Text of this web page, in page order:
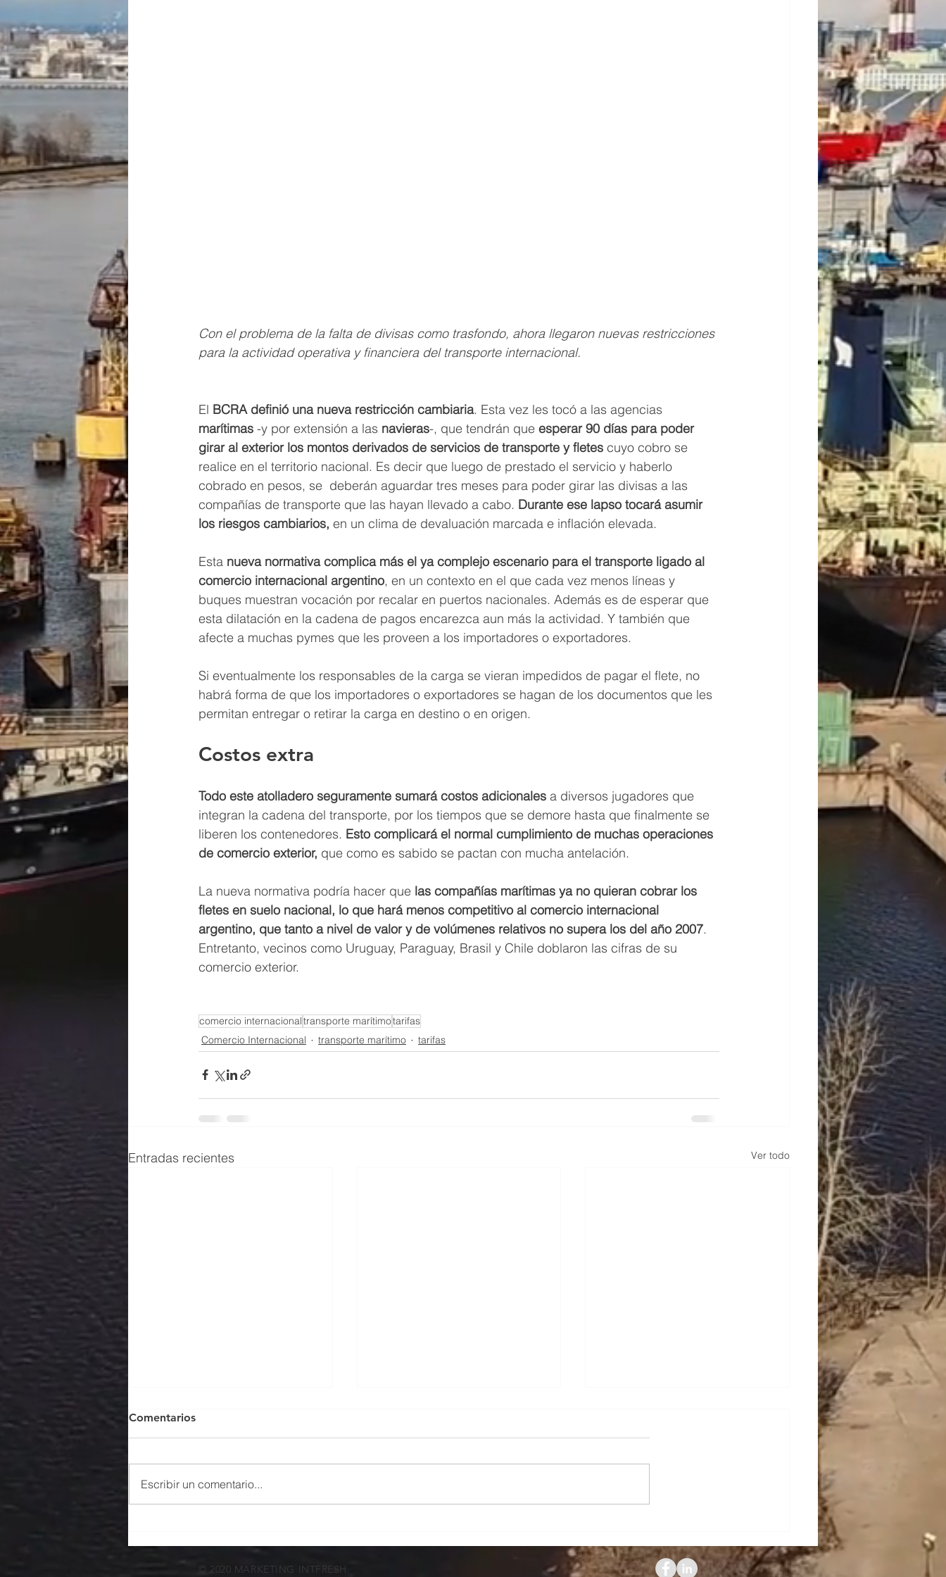
Con el problema de la falta de divisas como trasfondo, ahora llegaron nuevas restricciones
para la actividad operativa y financiera del transporte internacional.
El BCRA definió una nueva restricción cambiaria. Esta vez les tocó a las agencias
marítimas -y por extensión a las navieras-, que tendrán que esperar 90 días para poder
girar al exterior los montos derivados de servicios de transporte y fletes cuyo cobro se
realice en el territorio nacional. Es decir que luego de prestado el servicio y haberlo
cobrado en pesos, se  deberán aguardar tres meses para poder girar las divisas a las
compañías de transporte que las hayan llevado a cabo. Durante ese lapso tocará asumir
los riesgos cambiarios, en un clima de devaluación marcada e inflación elevada.
Esta nueva normativa complica más el ya complejo escenario para el transporte ligado al
comercio internacional argentino, en un contexto en el que cada vez menos líneas y
buques muestran vocación por recalar en puertos nacionales. Además es de esperar que
esta dilatación en la cadena de pagos encarezca aun más la actividad. Y también que
afecte a muchas pymes que les proveen a los importadores o exportadores.
Si eventualmente los responsables de la carga se vieran impedidos de pagar el flete, no
habrá forma de que los importadores o exportadores se hagan de los documentos que les
permitan entregar o retirar la carga en destino o en origen.
Costos extra
Todo este atolladero seguramente sumará costos adicionales a diversos jugadores que
integran la cadena del transporte, por los tiempos que se demore hasta que finalmente se
liberen los contenedores. Esto complicará el normal cumplimiento de muchas operaciones
de comercio exterior, que como es sabido se pactan con mucha antelación.
La nueva normativa podría hacer que las compañías marítimas ya no quieran cobrar los
fletes en suelo nacional, lo que hará menos competitivo al comercio internacional
argentino, que tanto a nivel de valor y de volúmenes relativos no supera los del año 2007.
Entretanto, vecinos como Uruguay, Paraguay, Brasil y Chile doblaron las cifras de su
comercio exterior.
comercio internacionaltransporte marítimotarifas
Comercio Internacional
transporte marítimo tarifas
Entradas recientes Ver todo
empresas deben hacer su
economía argentina a nivel
global
Comentarios
Escribir un comentario...
© 2020 MARKETING INTFRESH